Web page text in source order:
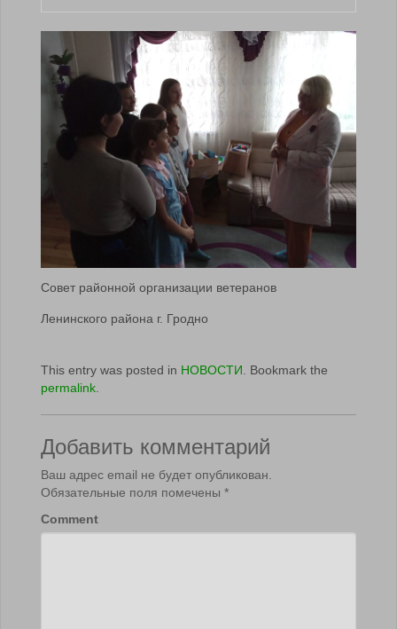
Совет районной организации ветеранов
Ленинского района г. Гродно
This entry was posted in НОВОСТИ . Bookmark the
permalink
Добавить комментарий
Ваш адрес email не будет опубликован.
Обязательные поля помечены *
Comment